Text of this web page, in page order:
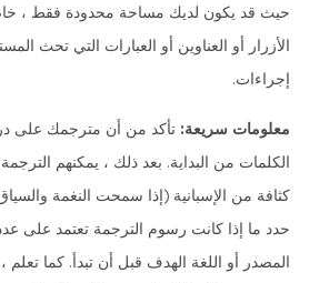
حيث قد يكون لديك مساحة محدودة فقط ،
الأزرار أو العناوين أو العبارات التي تحث
إجراءات.
معلومات سريعة: تأكد من أن مترجمك على
الكلمات من البداية. بعد ذلك ، يمكنهم
كثافة من الإسبانية (إذا سمحت النغمة
حدد ما إذا كانت رسوم الترجمة تعتمد على
المصدر أو اللغة الهدف قبل أن تبدأ. كما تعلم ،